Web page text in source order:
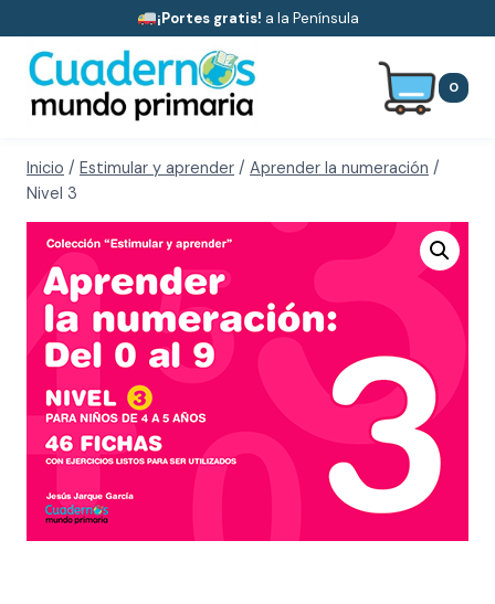
al
contenido
¡Portes gratis! a la Península
0
Inicio / Estimular y aprender / Aprender la numeración /
Nivel 3